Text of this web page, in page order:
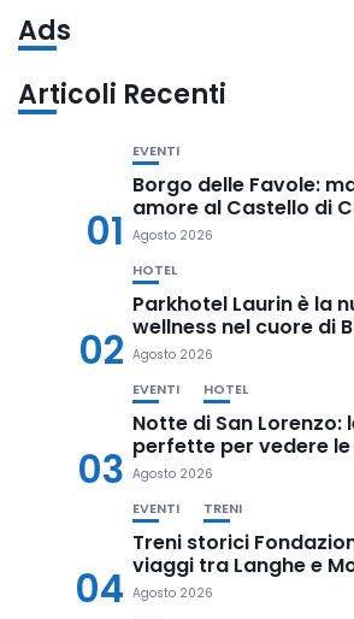
Ads
Articoli Recenti
01
EVENTI
Borgo delle Favole:
amore al Castello di
Agosto 2026
02
HOTEL
Parkhotel Laurin è la
wellness nel cuore di
Agosto 2026
03
EVENTI HOTEL
Notte di San Lorenzo:
perfette per vedere
Agosto 2026
04
EVENTI TRENI
Treni storici
viaggi tra Langhe e
Agosto 2026